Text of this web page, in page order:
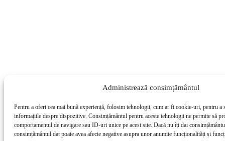
Administrează consimțământul
Pentru a oferi cea mai bună experiență, folosim tehnologii, cum ar fi cookie-uri, pentru a
informațiile despre dispozitive. Consimțământul pentru aceste tehnologii ne permite să
comportamentul de navigare sau ID-uri unice pe acest site. Dacă nu îți dai
consimțământul dat poate avea afecte negative asupra unor anumite funcționalități și